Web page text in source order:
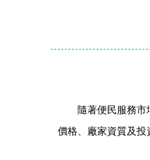
隨著便民服務
價格、廠家資質及投